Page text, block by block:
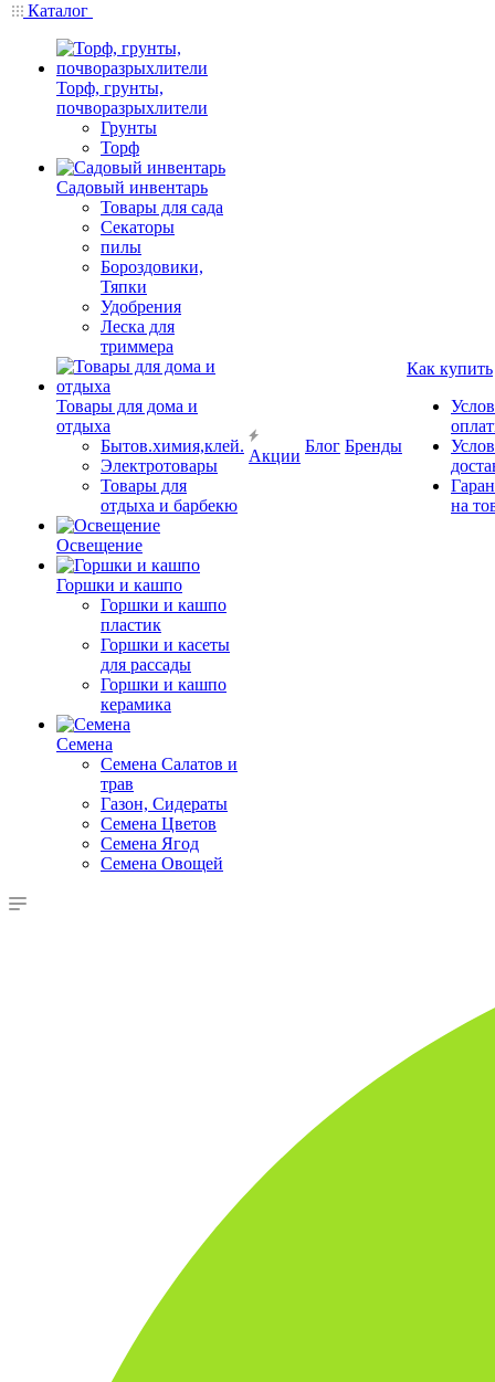
Каталог
Торф, грунты,
почворазрыхлители
Грунты
Торф
Садовый инвентарь
Товары для сада
Секаторы
пилы
Бороздовики,
Тяпки
Удобрения
Леска для
триммера
Товары для дома и
отдыха
Бытов.химия,клей.
Электротовары
Товары для
отдыха и барбекю
Освещение
Горшки и кашпо
Горшки и кашпо
пластик
Горшки и касеты
для рассады
Горшки и кашпо
керамика
Семена
Семена Салатов и
трав
Газон, Сидераты
Семена Цветов
Семена Ягод
Семена Овощей
Акции
Блог Бренды
Как купить
на